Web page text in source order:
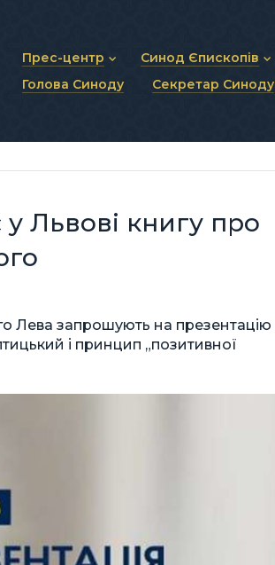
Прес-центр
Новини та анонси
Синод Єпископів
Статут Синоду
Синодальні органи
Голова Синоду Секретар Синоду
Львові книгу про
Лева запрошують на презентацію
і принцип „позитивної